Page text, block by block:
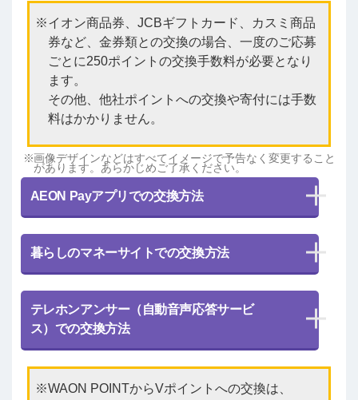
イオン商品券、JCBギフトカード、カスミ商品
券など、金券類との交換の場合、一度のご応募
ごとに250ポイントの交換手数料が必要となり
ます。
その他、他社ポイントへの交換や寄付には手数
料はかかりません。
画像デザインなどはすべてイメージで予告なく変更すること
があります。あらかじめご了承ください。
AEON Payアプリでの交換方法
暮らしのマネーサイトでの交換方法
テレホンアンサー（自動音声応答サービ
ス）での交換方法
WAON POINTからVポイントへの交換は、